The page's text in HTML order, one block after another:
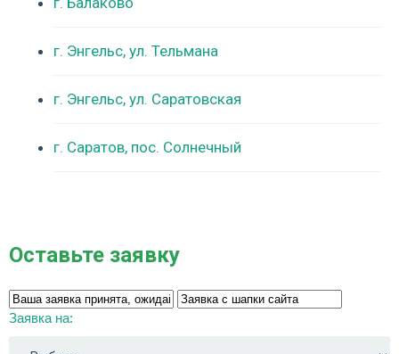
г. Энгельс, ул. Тельмана
г. Энгельс, ул. Саратовская
г. Саратов, пос. Солнечный
Оставьте заявку
Заявка на: